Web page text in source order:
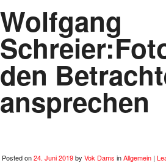
Wolfgang
den
ansprechen
Posted on24. Juni 2019by Vok Dams inAllgemein |